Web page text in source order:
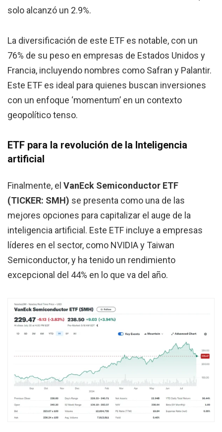
solo alcanzó un 2.9%.
La diversificación de este ETF es notable, con un
76% de su peso en empresas de Estados Unidos y
Francia, incluyendo nombres como Safran y Palantir.
Este ETF es ideal para quienes buscan inversiones
con un enfoque ‘momentum’ en un contexto
geopolítico tenso.
ETF para la revolución de la Inteligencia
artificial
Finalmente, el VanEck Semiconductor ETF
(TICKER: SMH) se presenta como una de las
mejores opciones para capitalizar el auge de la
inteligencia artificial. Este ETF incluye a empresas
líderes en el sector, como NVIDIA y Taiwan
Semiconductor, y ha tenido un rendimiento
excepcional del 44% en lo que va del año.